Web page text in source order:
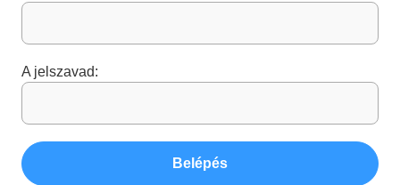
A jelszavad:
Belépés